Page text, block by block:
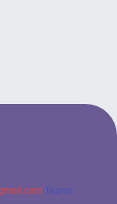
Teams: